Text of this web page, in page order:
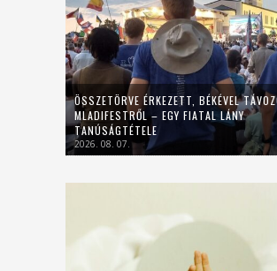
ÖSSZETÖRVE ÉRKEZETT, BÉKÉVEL
MLADIFESTRŐL – EGY FIATAL LÁNY
TANÚSÁGTÉTELE
2026. 08. 07.